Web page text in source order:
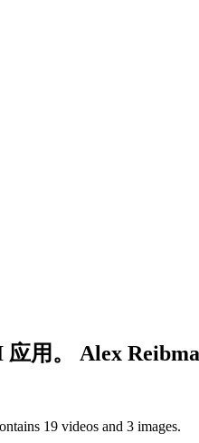
用。 Alex
19 videos and 3 images.